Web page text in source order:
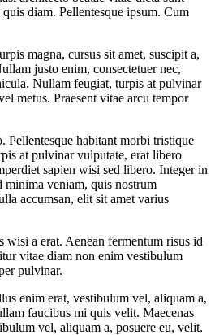
diam. Pellentesque ipsum. Cum
magna, cursus sit amet, suscipit a,
justo enim, consectetuer nec,
Nullam feugiat, turpis at pulvinar
metus. Praesent vitae arcu tempor
Pellentesque habitant morbi tristique
at pulvinar vulputate, erat libero
sapien wisi sed libero. Integer in
minima veniam, quis nostrum
accumsan, elit sit amet varius
wisi a erat. Aenean fermentum risus id
vitae diam non enim vestibulum
pulvinar.
enim erat, vestibulum vel, aliquam a,
faucibus mi quis velit. Maecenas
vel, aliquam a, posuere eu, velit.